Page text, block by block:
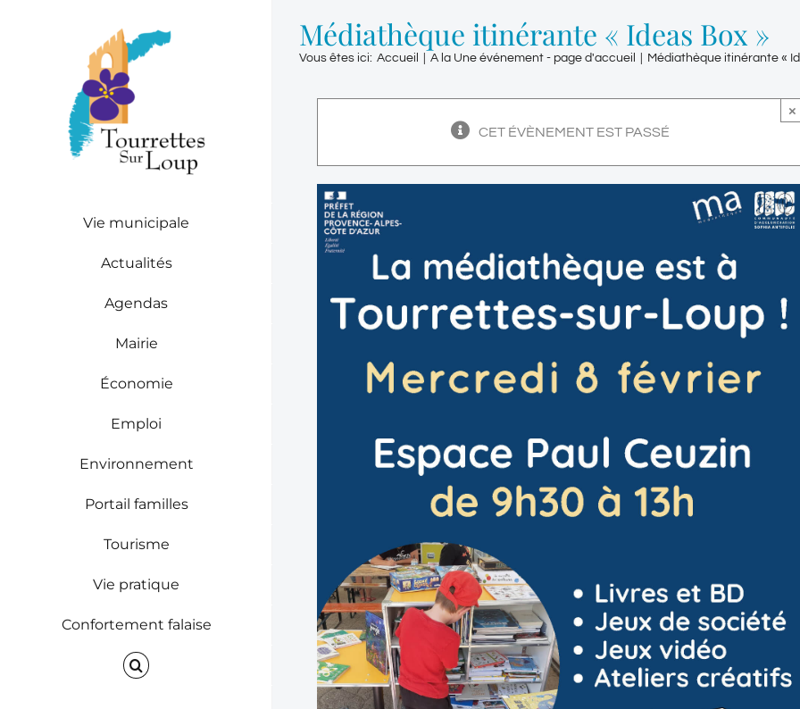
Vie municipale
Actualités
Agendas
Mairie
Économie
Emploi
Environnement
Portail familles
Tourisme
Vie pratique
Confortement falaise
Médiathèque itinérante « Ideas Box »
Vous êtes ici: Accueil A la Une événement - page d'accueil Médiathèque itinérante «
×
CET ÉVÈNEMENT EST PASSÉ